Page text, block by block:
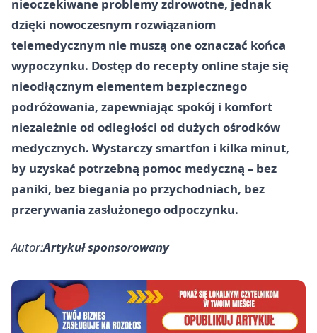
nieoczekiwane problemy zdrowotne, jednak
dzięki nowoczesnym rozwiązaniom
telemedycznym nie muszą one oznaczać końca
wypoczynku. Dostęp do recepty online staje się
nieodłącznym elementem bezpiecznego
podróżowania, zapewniając spokój i komfort
niezależnie od odległości od dużych ośrodków
medycznych. Wystarczy smartfon i kilka minut,
by uzyskać potrzebną pomoc medyczną – bez
paniki, bez biegania po przychodniach, bez
przerywania zasłużonego odpoczynku.
Autor:Artykuł sponsorowany